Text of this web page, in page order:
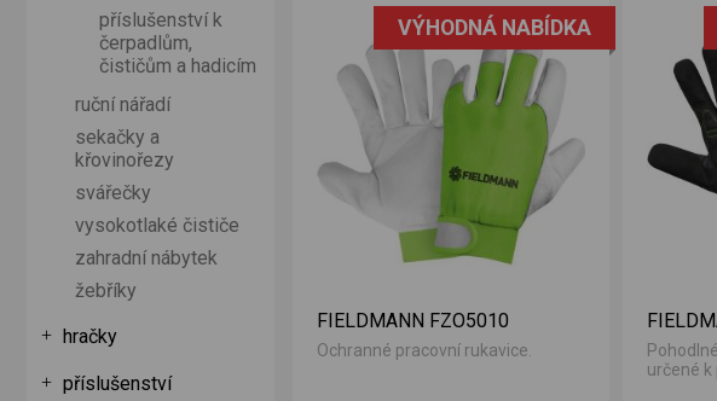
VÝHODNÁ NABÍDKA
FIELDMANN FZO5010
Ochranné pracovní rukavice.
určené k
příslušenství k
čerpadlům,
čističům a hadicím
ruční nářadí
sekačky a
křovinořezy
svářečky
vysokotlaké čističe
zahradní nábytek
žebříky
hračky
příslušenství